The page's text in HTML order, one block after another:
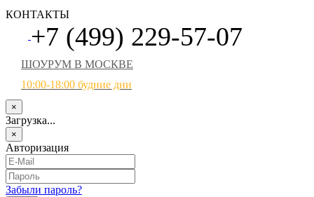
КОНТАКТЫ
+7 (499) 229-57-07
ШОУРУМ В МОСКВЕ
10:00-18:00 будние дни
×
Загрузка...
×
Авторизация
Забыли пароль?